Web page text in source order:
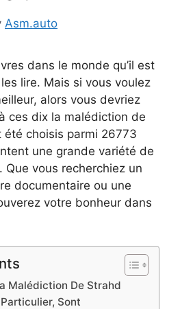
Asm.auto
dans le monde qu’il est
lire. Mais si vous voulez
alors vous devriez
ces dix la malédiction de
été choisis parmi 26773
une grande variété de
vous recherchiez un
documentaire ou une
votre bonheur dans
Malédiction De Strahd
Sont